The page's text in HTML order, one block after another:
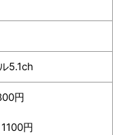
5.1ch
円
円